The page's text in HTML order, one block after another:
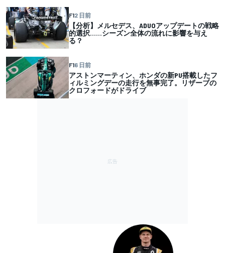
F12 日前
【分析】メルセデス、ADUOアップデートの戦略
的選択……シーズン全体の流れに影響を与え
る？
F16 日前
アストンマーティン、ホンダの新PU搭載したフ
ィルミングデーの走行を無事完了。リザーブの
クロフォードがドライブ